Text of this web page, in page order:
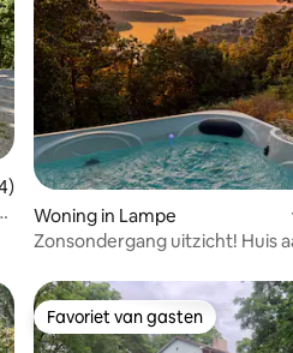
beoordeling van 4,9 uit 5, 104
Woning in Lampe
Zonsondergang uitzicht! Huis
Favoriet van gasten
Favoriet van gasten